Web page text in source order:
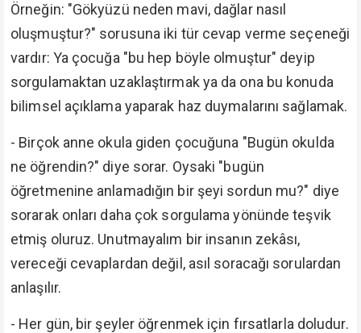
Örneğin: "Gökyüzü neden mavi, dağlar nasıl
oluşmuştur?" sorusuna iki tür cevap verme seçeneği
vardır: Ya çocuğa "bu hep böyle olmuştur" deyip
sorgulamaktan uzaklaştırmak ya da ona bu konuda
bilimsel açıklama yaparak haz duymalarını sağlamak.
- Birçok anne okula giden çocuğuna "Bugün okulda
ne öğrendin?" diye sorar. Oysaki "bugün
öğretmenine anlamadığın bir şeyi sordun mu?" diye
sorarak onları daha çok sorgulama yönünde teşvik
etmiş oluruz. Unutmayalım bir insanın zekâsı,
vereceği cevaplardan değil, asıl soracağı sorulardan
anlaşılır.
- Her gün, bir şeyler öğrenmek için fırsatlarla doludur.